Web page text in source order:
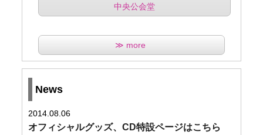
中央公会堂
≫ more
News
2014.08.06
オフィシャルグッズ、CD特設ページはこちら